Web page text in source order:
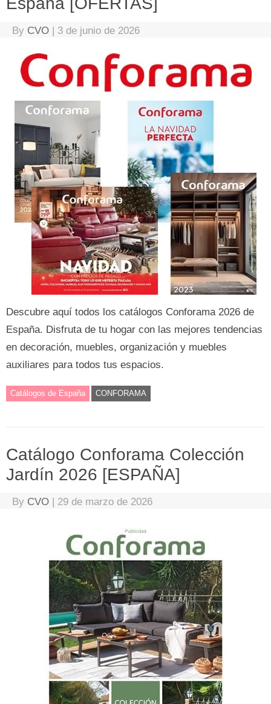
By CVO | 3 de junio de 2026
Descubre aquí todos los catálogos Conforama 2026 de
España. Disfruta de tu hogar con las mejores tendencias
en decoración, muebles, organización y muebles
auxiliares para todos tus espacios.
Catálogos de España CONFORAMA
Catálogo Conforama Colección
Jardín 2026 [ESPAÑA]
By CVO | 29 de marzo de 2026